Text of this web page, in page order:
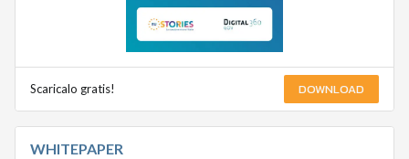
Scaricalo gratis! DOWNLOAD
WHITEPAPER